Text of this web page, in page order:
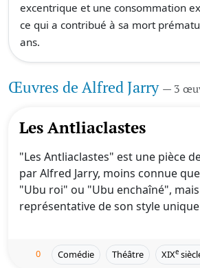
excentrique et une consommation
ce qui a contribué à sa mort
ans.
Œuvres de Alfred Jarry — 3
Les Antliaclastes
"Les Antliaclastes" est une pièce
par Alfred Jarry, moins connue
"Ubu roi" ou "Ubu enchaîné",
représentative de son style
0 Comédie Théâtre XIXe